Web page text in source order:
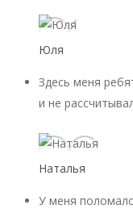
Юля
Здесь меня
и не
Наталья
У меня